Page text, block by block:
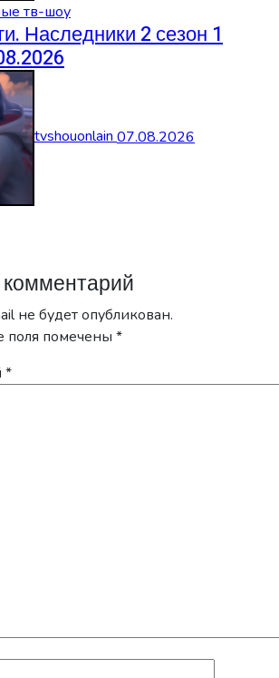
тв-шоу
Наследники 2 сезон 1
tvshouonlain07.08.2026
не будет опубликован.
поля помечены *
*